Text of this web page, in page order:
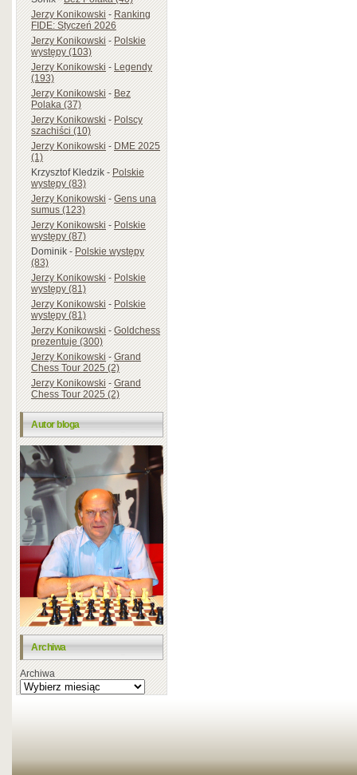
Jerzy Konikowski-Ranking
FIDE: Styczeń 2026
Jerzy Konikowski-Polskie
występy (103)
Jerzy Konikowski-Legendy
(193)
Jerzy Konikowski-Bez
Polaka (37)
Jerzy Konikowski-Polscy
szachiści (10)
Jerzy Konikowski-DME 2025
(1)
Krzysztof Kledzik-Polskie
występy (83)
Jerzy Konikowski-Gens una
sumus (123)
Jerzy Konikowski-Polskie
występy (87)
Dominik-Polskie występy
(83)
Jerzy Konikowski-Polskie
występy (81)
Jerzy Konikowski-Polskie
występy (81)
Jerzy Konikowski-Goldchess
prezentuje (300)
Jerzy Konikowski-Grand
Chess Tour 2025 (2)
Jerzy Konikowski-Grand
Chess Tour 2025 (2)
Autor bloga
Archiwa
Archiwa